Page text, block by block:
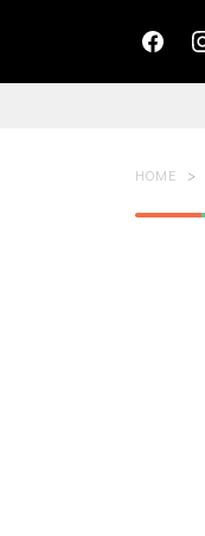
HOME